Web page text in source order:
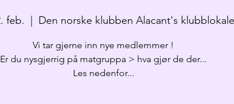
feb. Den norske klubben Alacant's klubblokale
Vi tar gjerne inn nye medlemmer !
Er du nysgjerrig på matgruppa > hva gjør de der...
Les nedenfor...